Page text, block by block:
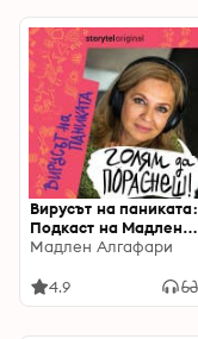
Вирусът на паниката:
Подкаст на Мадлен
Алгафари S01E01
Мадлен Алгафари
4.9